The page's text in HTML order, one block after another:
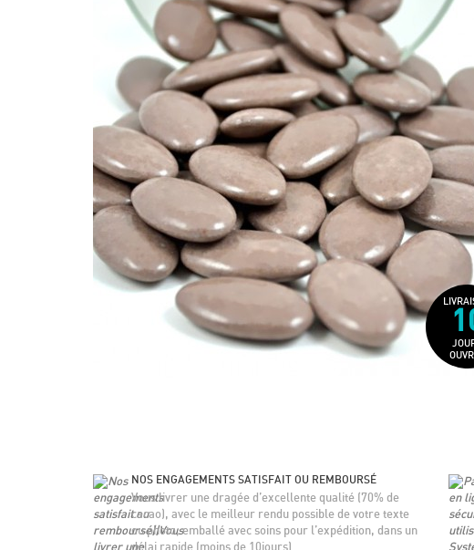
NOS ENGAGEMENTS SATISFAIT OU REMBOURSÉ
Vous livrer une dragée d’excellente qualité (70% de
cacao), avec le meilleur rendu possible de votre texte
ou photo, emballé avec soins pour l’expédition, dans un